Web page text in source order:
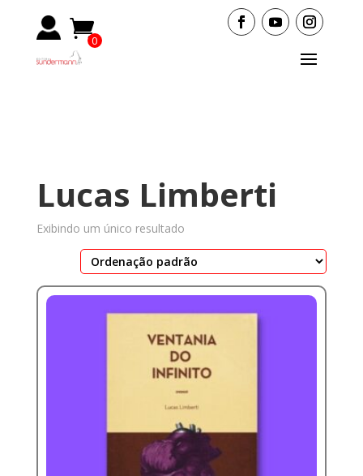
0
Lucas Limberti
Exibindo um único resultado